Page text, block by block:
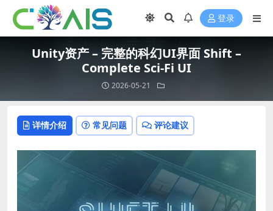
登录
Unity资产 – 完整的科幻UI界面 Shift –
Complete Sci-Fi UI
2026-05-21
详情介绍 常见问题 评论建议